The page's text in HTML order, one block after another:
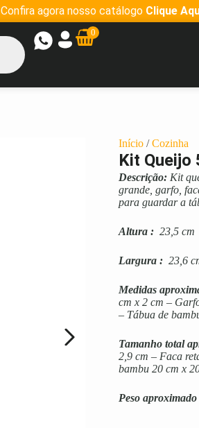
Confira agora nosso catálogo Clique
0
Início /Cozinha
Kit Queijo
Descrição: Kit
grande, garfo,
para guardar a
Altura : 23,5 cm
Largura : 23,6
Medidas
cm x 2 cm –
– Tábua de
Tamanho total
2,9 cm – Faca
bambu 20 cm x
Peso aproximado